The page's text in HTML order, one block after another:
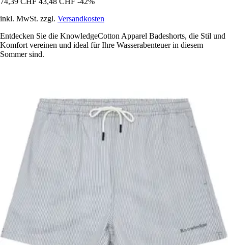
inkl. MwSt. zzgl. Versandkosten
Entdecken Sie die KnowledgeCotton Apparel Badeshorts, die Stil und
Komfort vereinen und ideal für Ihre Wasserabenteuer in diesem
Sommer sind.